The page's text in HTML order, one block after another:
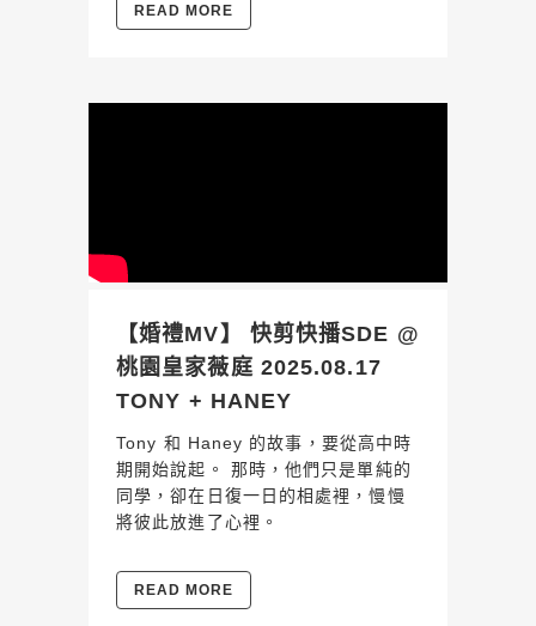
READ MORE
【婚禮MV】 快剪快播SDE @
桃園皇家薇庭 2025.08.17
TONY + HANEY
Tony 和 Haney 的故事，要從高中時
期開始說起。 那時，他們只是單純的
同學，卻在日復一日的相處裡，慢慢
將彼此放進了心裡。
READ MORE